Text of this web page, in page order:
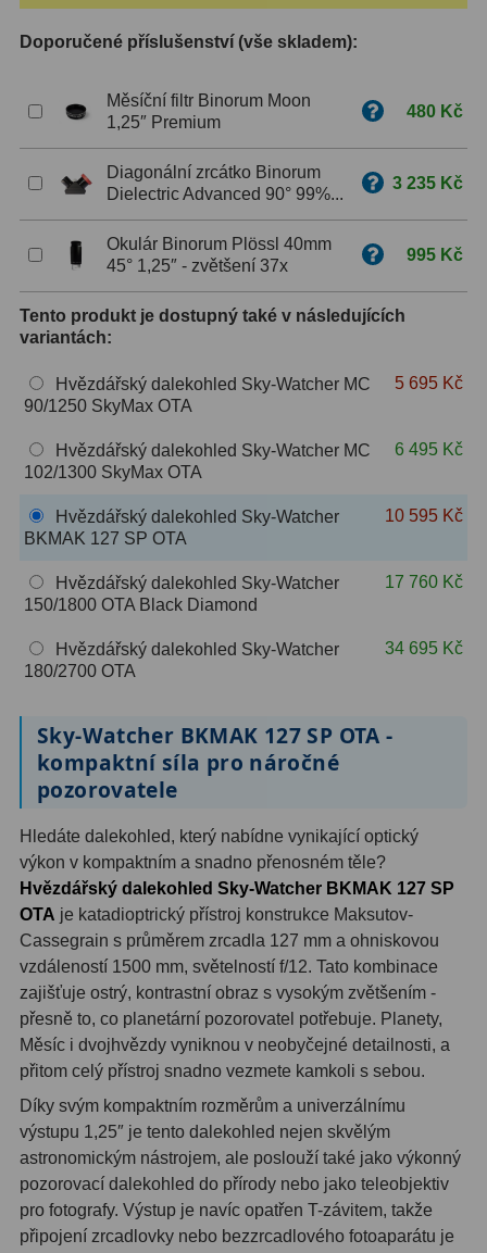
Měsíční a Polarizační23
44
Širokopásmové13
Hβ6
SII 2
Barevné 66
Barlow čočky65
Barlow 2x38
Barlow 4x3
Převracecí 4
Optické hledáčky15
Red Dot hledáčky6
Sluneční hledáčky
Úchyty a držáky hledáčků4
Příslušenství54
Redukce 1,25" a 2"17
Svítilny 5
Čištění28
Binohlavy3
Doporučené příslušenství (vše skladem):
Měsíční filtr Binorum Moon
1,25″ Premium
480 Kč
Diagonální zrcátko Binorum
Dielectric Advanced 90° 99%...
3 235 Kč
Okulár Binorum Plössl 40mm
45° 1,25″ - zvětšení 37x
995 Kč
Tento produkt je dostupný také v následujících
variantách:
Hvězdářský dalekohled Sky-Watcher MC
90/1250 SkyMax OTA
5 695 Kč
Hvězdářský dalekohled Sky-Watcher MC
102/1300 SkyMax OTA
6 495 Kč
Hvězdářský dalekohled Sky-Watcher
BKMAK 127 SP OTA
10 595 Kč
Hvězdářský dalekohled Sky-Watcher
150/1800 OTA Black Diamond
17 760 Kč
Hvězdářský dalekohled Sky-Watcher
180/2700 OTA
34 695 Kč
Sky-Watcher BKMAK 127 SP OTA -
kompaktní síla pro náročné
pozorovatele
Hledáte dalekohled, který nabídne vynikající optický
výkon v kompaktním a snadno přenosném těle?
Hvězdářský dalekohled Sky-Watcher BKMAK 127 SP
OTA je katadioptrický přístroj konstrukce Maksutov-
Cassegrain s průměrem zrcadla 127 mm a ohniskovou
vzdáleností 1500 mm, světelností f/12. Tato kombinace
zajišťuje ostrý, kontrastní obraz s vysokým zvětšením -
přesně to, co planetární pozorovatel potřebuje. Planety,
Měsíc i dvojhvězdy vyniknou v neobyčejné detailnosti, a
přitom celý přístroj snadno vezmete kamkoli s sebou.
Díky svým kompaktním rozměrům a univerzálnímu
výstupu 1,25″ je tento dalekohled nejen skvělým
astronomickým nástrojem, ale poslouží také jako výkonný
pozorovací dalekohled do přírody nebo jako teleobjektiv
pro fotografy. Výstup je navíc opatřen T-závitem, takže
připojení zrcadlovky nebo bezzrcadlového fotoaparátu je